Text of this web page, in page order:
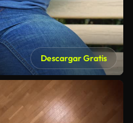
Descargar Gratis